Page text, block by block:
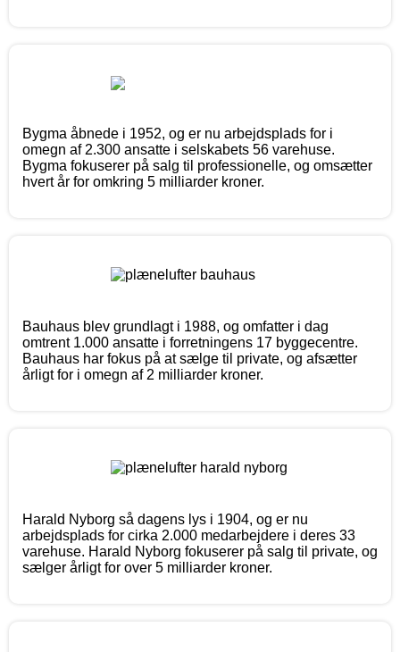
Bygma åbnede i 1952, og er nu arbejdsplads for i
omegn af 2.300 ansatte i selskabets 56 varehuse.
Bygma fokuserer på salg til professionelle, og omsætter
hvert år for omkring 5 milliarder kroner.
Bauhaus blev grundlagt i 1988, og omfatter i dag
omtrent 1.000 ansatte i forretningens 17 byggecentre.
Bauhaus har fokus på at sælge til private, og afsætter
årligt for i omegn af 2 milliarder kroner.
Harald Nyborg så dagens lys i 1904, og er nu
arbejdsplads for cirka 2.000 medarbejdere i deres 33
varehuse. Harald Nyborg fokuserer på salg til private, og
sælger årligt for over 5 milliarder kroner.